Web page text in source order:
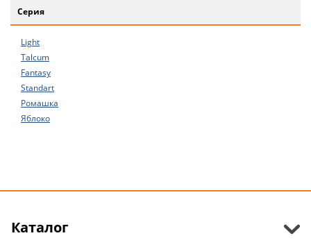
Серия
Light
Talcum
Fantasy
Standart
Ромашка
Яблоко
Каталог